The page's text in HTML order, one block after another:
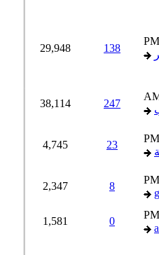
138
29,948
247
38,114
23
4,745
2,347
1,581